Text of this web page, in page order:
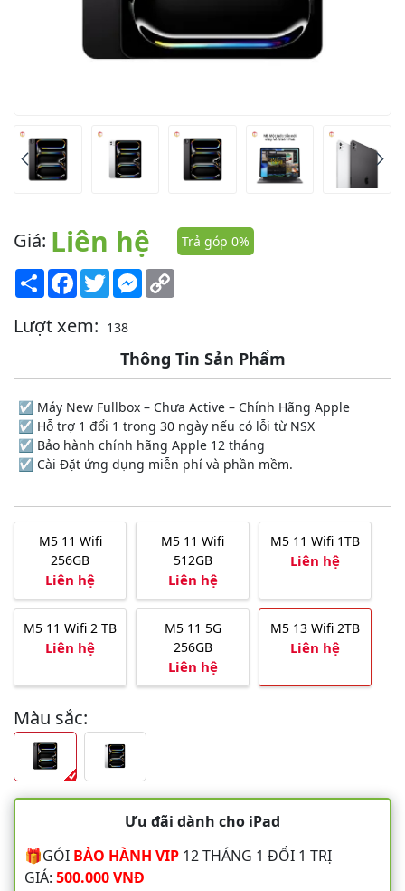
Giá: Liên hệ
Trả góp 0%
Share Facebook
TwitterMessenger
Lượt xem: 138
Thông Tin Sản Phẩm
☑️ Máy New Fullbox – Chưa Active – Chính Hãng Apple
☑️ Hỗ trợ 1 đổi 1 trong 30 ngày nếu có lỗi từ NSX
☑️ Bảo hành chính hãng Apple 12 tháng
☑️ Cài Đặt ứng dụng miễn phí và phần mềm.
M5 11 Wifi
256GB
Liên hệ
M5 11 Wifi
512GB
Liên hệ
M5 11 Wifi 1TB
Liên hệ
M5 11 Wifi 2 TB
Liên hệ
M5 11 5G
256GB
Liên hệ
M5 13 Wifi 2TB
Liên hệ
Màu sắc:
Ưu đãi dành cho iPad
🎁GÓI BẢO HÀNH VIP 12 THÁNG 1 ĐỔI 1 TRỊ
GIÁ: 500.000 VNĐ